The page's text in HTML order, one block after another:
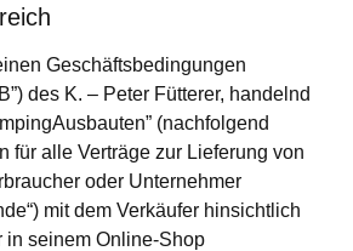
Geschäftsbedingungen
des K. – Peter Fütterer, handelnd
(nachfolgend
für alle Verträge zur Lieferung von
oder Unternehmer
mit dem Verkäufer hinsichtlich
in seinem Online-Shop